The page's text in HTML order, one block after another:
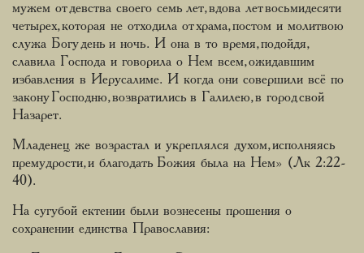
мужем от девства своего семь лет, вдова лет восьмидесяти
четырех, которая не отходила от храма, постом и молитвою
служа Богу день и ночь. И она в то время, подойдя,
славила Господа и говорила о Нем всем, ожидавшим
избавления в Иерусалиме. И когда они совершили всё по
закону Господню, возвратились в Галилею, в город свой
Назарет.
Младенец же возрастал и укреплялся духом, исполняясь
премудрости, и благодать Божия была на Нем» (Лк 2:22-
40).
На сугубой ектении были вознесены прошения о
сохранении единства Православия: